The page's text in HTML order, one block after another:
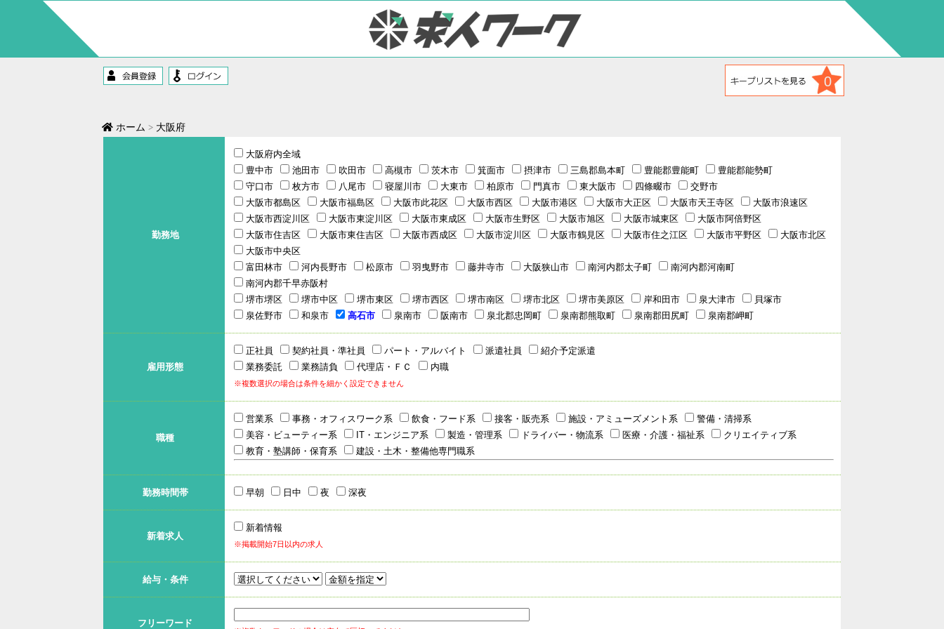
へ
0
ホーム 大阪府
勤務地
大阪府内全域
豊中市
池田市 吹田市 高槻市 茨木市 箕面市 摂津市 三島郡島本町 豊能郡豊能町
豊能郡能勢町
守口市
枚方市 八尾市 寝屋川市 大東市 柏原市 門真市 東大阪市 四條畷市
交野市
大阪市都島区
大阪市福島区 大阪市此花区 大阪市西区 大阪市港区 大阪市大正区 大阪市天王寺区
大阪市浪速区
大阪市西淀川区
大阪市東淀川区 大阪市東成区 大阪市生野区 大阪市旭区 大阪市城東区
大阪市阿倍野区
大阪市住吉区
大阪市東住吉区 大阪市西成区 大阪市淀川区 大阪市鶴見区 大阪市住之江区 大阪市平野区
大阪市北区
大阪市中央区
富田林市
河内長野市 松原市 羽曳野市 藤井寺市 大阪狭山市 南河内郡太子町
南河内郡河南町
南河内郡千早赤阪村
堺市堺区
堺市中区 堺市東区 堺市西区 堺市南区 堺市北区 堺市美原区 岸和田市 泉大津市
貝塚市
泉佐野市
和泉市 高石市 泉南市 阪南市 泉北郡忠岡町 泉南郡熊取町 泉南郡田尻町 泉南郡岬町
雇用形態
正社員 契約社員・準社員 パート・アルバイト 派遣社員
紹介予定派遣
業務委託
業務請負 代理店・ＦＣ 内職
※複数選択の場合は条件を細かく設定できません
職種
営業系 事務・オフィスワーク系 飲食・フード系 接客・販売系 施設・アミューズメント系
警備・清掃系
美容・ビューティー系
IT・エンジニア系 製造・管理系 ドライバー・物流系 医療・介護・福祉系
クリエイティブ系
教育・塾講師・保育系
建設・土木・整備他専門職系
勤務時間帯 早朝 日中 夜 深夜
新着求人
新着情報
※掲載開始7日以内の求人
給与・条件
フリーワード